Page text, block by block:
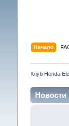
Начало
Клуб Honda
Новости